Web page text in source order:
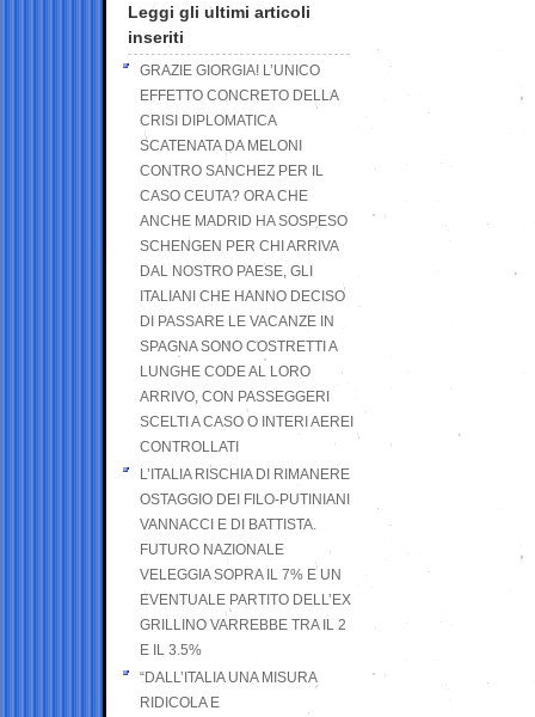
Leggi gli ultimi articoli
inseriti
GRAZIE GIORGIA! L’UNICO
EFFETTO CONCRETO DELLA
CRISI DIPLOMATICA
SCATENATA DA MELONI
CONTRO SANCHEZ PER IL
CASO CEUTA? ORA CHE
ANCHE MADRID HA SOSPESO
SCHENGEN PER CHI ARRIVA
DAL NOSTRO PAESE, GLI
ITALIANI CHE HANNO DECISO
DI PASSARE LE VACANZE IN
SPAGNA SONO COSTRETTI A
LUNGHE CODE AL LORO
ARRIVO, CON PASSEGGERI
SCELTI A CASO O INTERI AEREI
CONTROLLATI
L’ITALIA RISCHIA DI RIMANERE
OSTAGGIO DEI FILO-PUTINIANI
VANNACCI E DI BATTISTA.
FUTURO NAZIONALE
VELEGGIA SOPRA IL 7% E UN
EVENTUALE PARTITO DELL’EX
GRILLINO VARREBBE TRA IL 2
E IL 3.5%
“DALL’ITALIA UNA MISURA
RIDICOLA E